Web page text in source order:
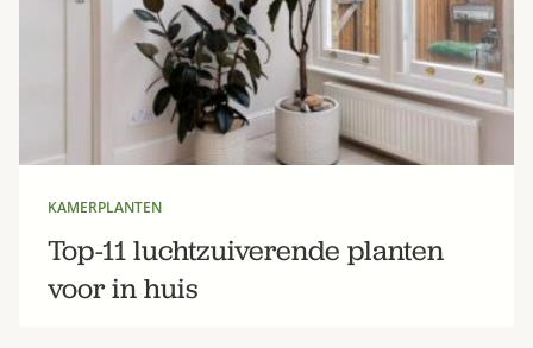
Zoek
KAMERPLANTEN
Top-11 luchtzuiverende planten
voor in huis